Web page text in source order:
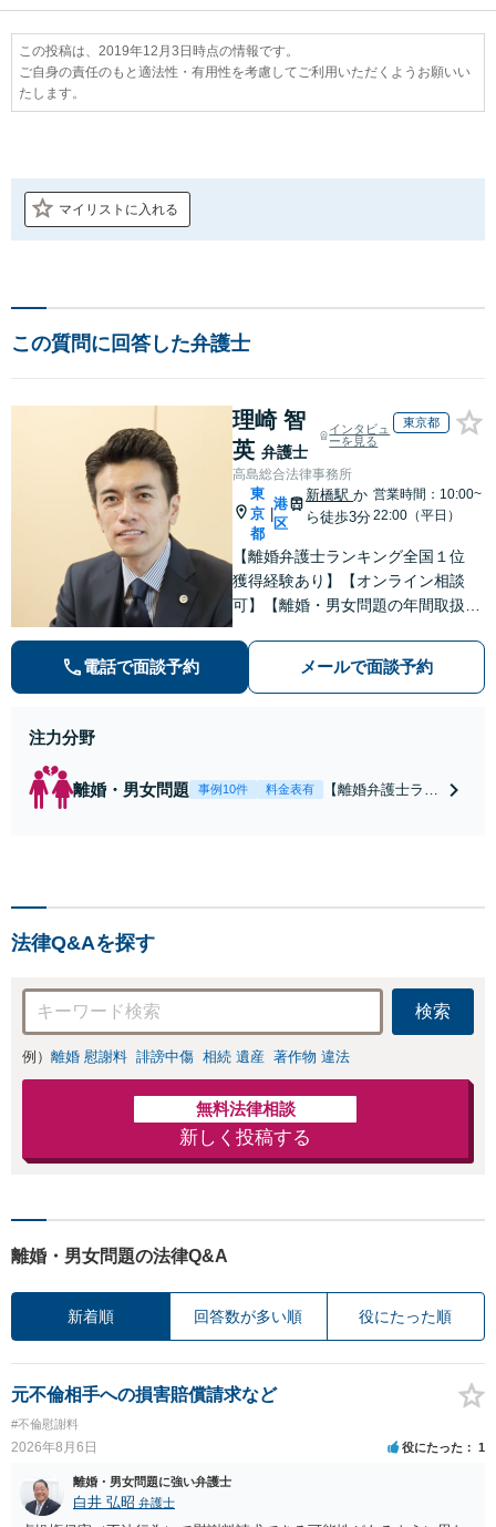
この投稿は、2019年12月3日時点の情報です。
ご自身の責任のもと適法性・有用性を考慮してご利用いただくようお願いい
たします。
マイリストに入れる
この質問に回答した弁護士
理崎 智
英 弁護士
インタビュ
ーを見る
東京都
高島総合法律事務所
東
京
都
|
港
区
新橋駅か
ら徒歩3分
営業時間：10:00~
22:00（平日）
【離婚弁護士ランキング全国１位
獲得経験あり】【オンライン相談
可】【離婚・男女問題の年間取扱件
き寝入りしたくないという方は是非
ご相談ください。
電話で面談予約 メールで面談予約
注力分野
離婚・男女問題 事例10件 料金表有
【離婚弁護士ラン
で金銭的に満足で
きる解決を目指し
ます。
法律Q&Aを探す
検索
例） 離婚 慰謝料 誹謗中傷 相続 遺産 著作物 違法
無料法律相談
新しく投稿する
離婚・男女問題の法律Q&A
新着順 回答数が多い順 役にたった順
元不倫相手への損害賠償請求など
#不倫慰謝料
2026年8月6日 役にたった 1
離婚・男女問題に強い弁護士
白井 弘昭 弁護士